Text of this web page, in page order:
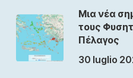
Μια νέα
τους
Πέλαγος
30 luglio